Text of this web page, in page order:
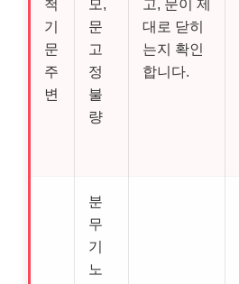
척
기
문
주
변
모,
문
고
정
불
량
고, 문이 제
대로 닫히
는지 확인
합니다.
분
무
기
노